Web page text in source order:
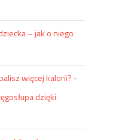
– jak o niego
więcej kalorii? -
dzięki